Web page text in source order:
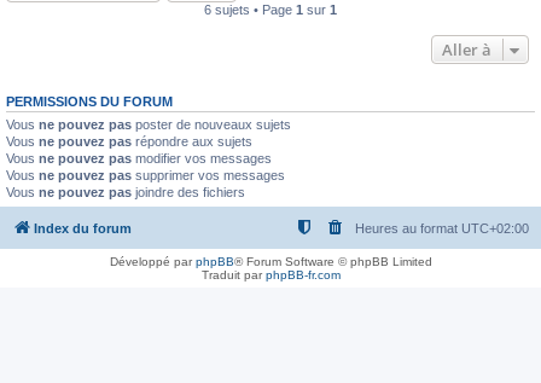
6 sujets • Page 1 sur 1
Aller à
PERMISSIONS DU FORUM
Vous ne pouvez pas poster de nouveaux sujets
Vous ne pouvez pas répondre aux sujets
Vous ne pouvez pas modifier vos messages
Vous ne pouvez pas supprimer vos messages
Vous ne pouvez pas joindre des fichiers
Index du forum Heures au format UTC+02:00
Développé parphpBB® Forum Software © phpBB Limited
Traduit parphpBB-fr.com